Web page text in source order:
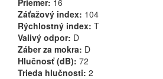
Priemer: 16
Záťažový index: 104
Rýchlostný index: T
Valivý odpor: D
Záber za mokra: D
Hlučnosť (dB): 72
Trieda hlučnosti: 2